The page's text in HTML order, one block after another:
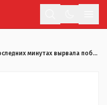
"Астана" на последних минутах вырвала победу в Лиге Европы